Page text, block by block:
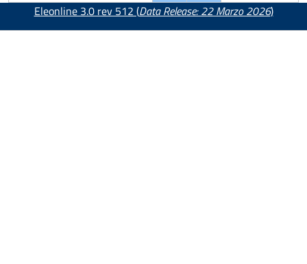
Eleonline 3.0 rev 512 (Data Release: 22 Marzo 2026)